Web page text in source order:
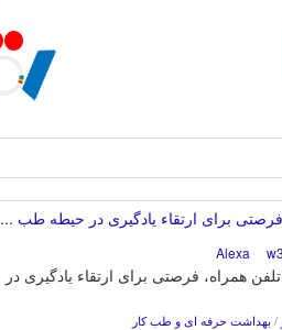
فرصتی برای ارتقاء یادگیری در حیطه طب ...
w3
/ بهداشت حرفه ای و طب کار